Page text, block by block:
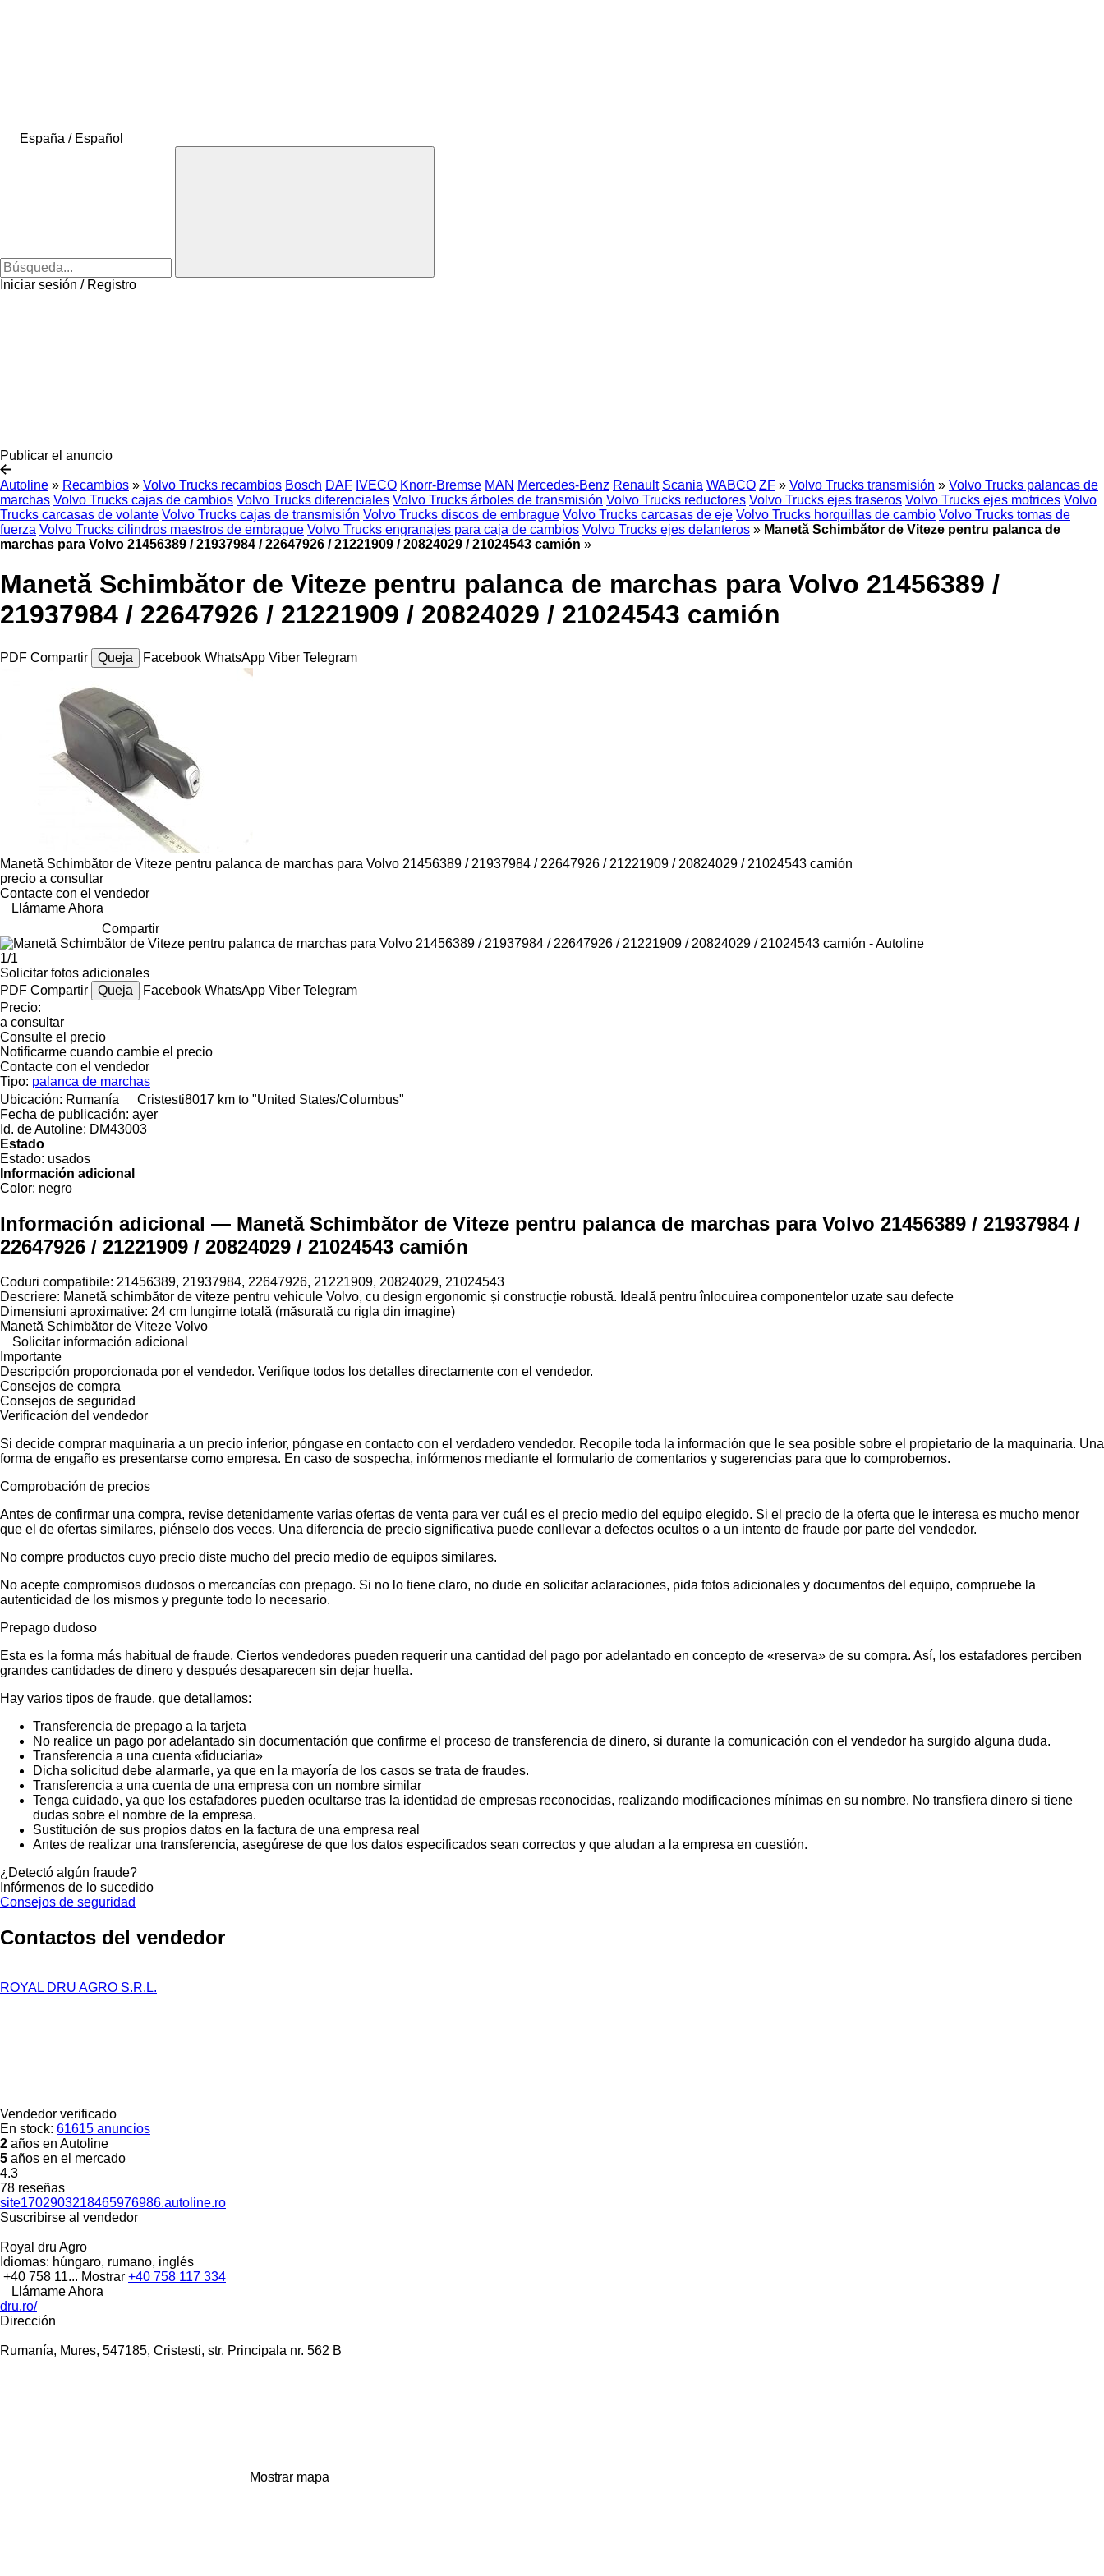
España / Español
Iniciar sesión / Registro
Publicar el anuncio
Autoline » Recambios » Volvo Trucks recambios Bosch DAF IVECO Knorr-Bremse MAN Mercedes-Benz Renault Scania WABCO ZF » Volvo Trucks transmisión » Volvo Trucks palancas de
marchas Volvo Trucks cajas de cambios Volvo Trucks diferenciales Volvo Trucks árboles de transmisión Volvo Trucks reductores Volvo Trucks ejes traseros Volvo Trucks ejes motrices Volvo
Trucks carcasas de volante Volvo Trucks cajas de transmisión Volvo Trucks discos de embrague Volvo Trucks carcasas de eje Volvo Trucks horquillas de cambio Volvo Trucks tomas de
fuerza Volvo Trucks cilindros maestros de embrague Volvo Trucks engranajes para caja de cambios Volvo Trucks ejes delanteros » Manetă Schimbător de Viteze pentru palanca de
marchas para Volvo 21456389 / 21937984 / 22647926 / 21221909 / 20824029 / 21024543 camión »
Manetă Schimbător de Viteze pentru palanca de marchas para Volvo 21456389 /
21937984 / 22647926 / 21221909 / 20824029 / 21024543 camión
PDF Compartir Queja Facebook WhatsApp Viber Telegram
Manetă Schimbător de Viteze pentru palanca de marchas para Volvo 21456389 / 21937984 / 22647926 / 21221909 / 20824029 / 21024543 camión
precio a consultar
Contacte con el vendedor
Llámame Ahora
Compartir
1/1
Solicitar fotos adicionales
PDF Compartir Queja Facebook WhatsApp Viber Telegram
Precio:
a consultar
Consulte el precio
Notificarme cuando cambie el precio
Contacte con el vendedor
Tipo: palanca de marchas
Ubicación: Rumanía Cristesti8017 km to "United States/Columbus"
Fecha de publicación: ayer
Id. de Autoline: DM43003
Estado
Estado: usados
Información adicional
Color: negro
Información adicional — Manetă Schimbător de Viteze pentru palanca de marchas para Volvo 21456389 / 21937984 /
22647926 / 21221909 / 20824029 / 21024543 camión
Coduri compatibile: 21456389, 21937984, 22647926, 21221909, 20824029, 21024543
Descriere: Manetă schimbător de viteze pentru vehicule Volvo, cu design ergonomic și construcție robustă. Ideală pentru înlocuirea componentelor uzate sau defecte
Dimensiuni aproximative: 24 cm lungime totală (măsurată cu rigla din imagine)
Manetă Schimbător de Viteze Volvo
Solicitar información adicional
Importante
Descripción proporcionada por el vendedor. Verifique todos los detalles directamente con el vendedor.
Consejos de compra
Consejos de seguridad
Verificación del vendedor
Si decide comprar maquinaria a un precio inferior, póngase en contacto con el verdadero vendedor. Recopile toda la información que le sea posible sobre el propietario de la maquinaria. Una
forma de engaño es presentarse como empresa. En caso de sospecha, infórmenos mediante el formulario de comentarios y sugerencias para que lo comprobemos.
Comprobación de precios
Antes de confirmar una compra, revise detenidamente varias ofertas de venta para ver cuál es el precio medio del equipo elegido. Si el precio de la oferta que le interesa es mucho menor
que el de ofertas similares, piénselo dos veces. Una diferencia de precio significativa puede conllevar a defectos ocultos o a un intento de fraude por parte del vendedor.
No compre productos cuyo precio diste mucho del precio medio de equipos similares.
No acepte compromisos dudosos o mercancías con prepago. Si no lo tiene claro, no dude en solicitar aclaraciones, pida fotos adicionales y documentos del equipo, compruebe la
autenticidad de los mismos y pregunte todo lo necesario.
Prepago dudoso
Esta es la forma más habitual de fraude. Ciertos vendedores pueden requerir una cantidad del pago por adelantado en concepto de «reserva» de su compra. Así, los estafadores perciben
grandes cantidades de dinero y después desaparecen sin dejar huella.
Hay varios tipos de fraude, que detallamos:
Transferencia de prepago a la tarjeta
No realice un pago por adelantado sin documentación que confirme el proceso de transferencia de dinero, si durante la comunicación con el vendedor ha surgido alguna duda.
Transferencia a una cuenta «fiduciaria»
Dicha solicitud debe alarmarle, ya que en la mayoría de los casos se trata de fraudes.
Transferencia a una cuenta de una empresa con un nombre similar
Tenga cuidado, ya que los estafadores pueden ocultarse tras la identidad de empresas reconocidas, realizando modificaciones mínimas en su nombre. No transfiera dinero si tiene
dudas sobre el nombre de la empresa.
Sustitución de sus propios datos en la factura de una empresa real
Antes de realizar una transferencia, asegúrese de que los datos especificados sean correctos y que aludan a la empresa en cuestión.
¿Detectó algún fraude?
Infórmenos de lo sucedido
Consejos de seguridad
Contactos del vendedor
ROYAL DRU AGRO S.R.L.
Vendedor verificado
En stock: 61615 anuncios
2 años en Autoline
5 años en el mercado
4.3
78 reseñas
site1702903218465976986.autoline.ro
Suscribirse al vendedor
Royal dru Agro
Idiomas: húngaro, rumano, inglés
+40 758 11... Mostrar +40 758 117 334
Llámame Ahora
dru.ro/
Dirección
Rumanía, Mures, 547185, Cristesti, str. Principala nr. 562 B
Mostrar mapa